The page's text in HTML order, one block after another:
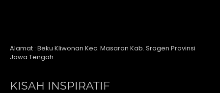
Alamat : Beku Kliwonan Kec. Masaran Kab. Sragen Provinsi
Jawa Tengah
KISAH INSPIRATIF